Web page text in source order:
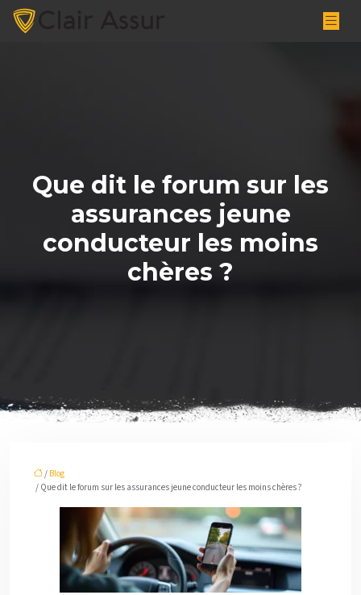
Que dit le forum sur les
assurances jeune
conducteur les moins
chères ?
/ Blog
/ Que dit le forum sur les assurances jeune conducteur les moins chères ?